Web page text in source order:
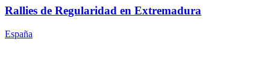
Rallies de Regularidad en Extremadura
España